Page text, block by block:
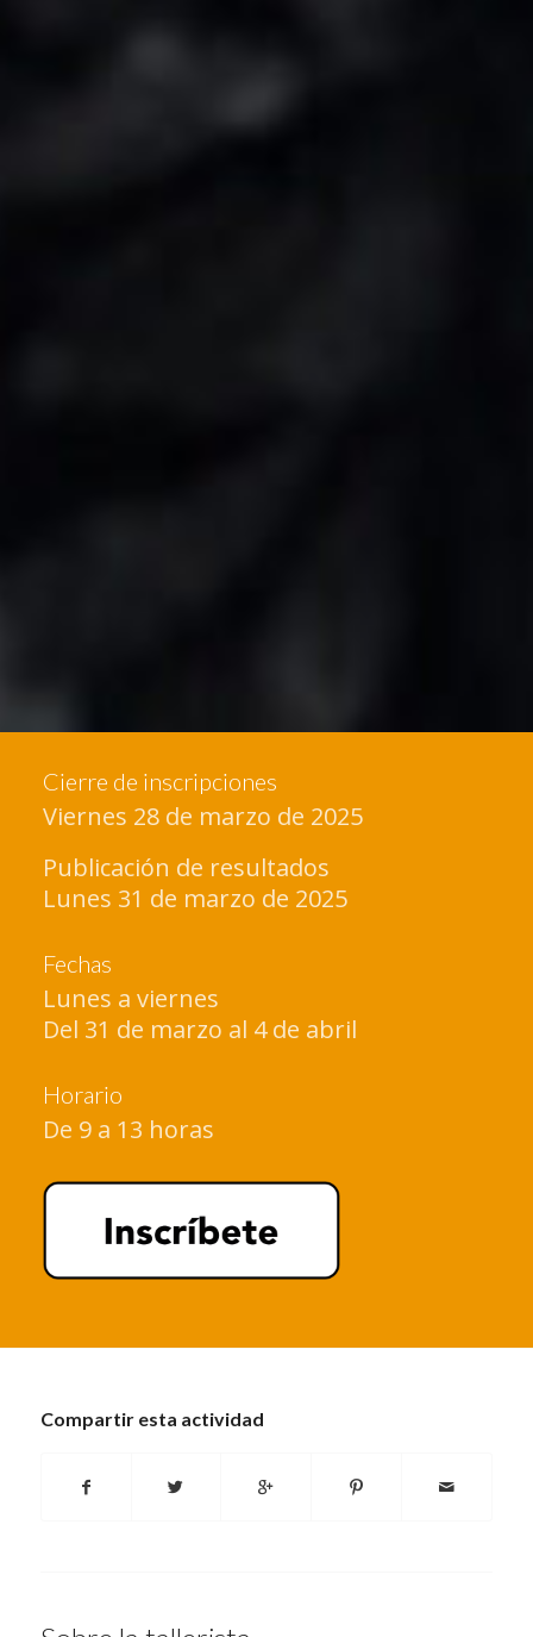
Cierre de inscripciones
Viernes 28 de marzo de 2025
Publicación de resultados
Lunes 31 de marzo de 2025
Fechas
Lunes a viernes
Del 31 de marzo al 4 de abril
Horario
De 9 a 13 horas
Compartir esta actividad